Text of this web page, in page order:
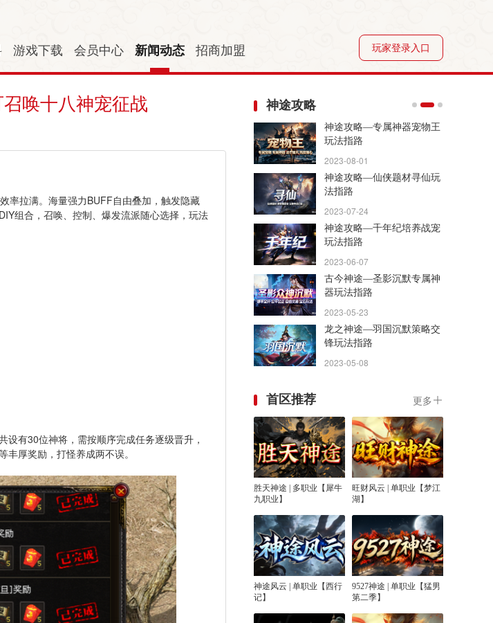
游戏下载 会员中心 新闻动态 招商加盟 玩家登录入口
唤十八神宠征战
率拉满。海量强力BUFF自由叠加，触发隐藏
组合，召唤、控制、爆发流派随心选择，玩法
有30位神将，需按顺序完成任务逐级晋升，
厚奖励，打怪养成两不误。
神途攻略
神途攻略—赤月主宰咒法和
BUFF玩法详解
2023-04-20
神途攻略—冰火简单玩法详
解
2023-04-12
木兰神途—战神、法神、道
神专属三职业玩法详解
2023-03-24
凌天神途—凌天战宠游戏问
答
2023-03-17
月泽神途—养成玩法：萝莉
和霸道总裁的故事，超级名
2023-03-09
首区推荐 更多
胜天神途 | 多职业【犀牛
九职业】
旺财风云 | 单职业【梦江
湖】
神途风云 | 单职业【西行
记】
9527神途 | 单职业【猛男
第二季】